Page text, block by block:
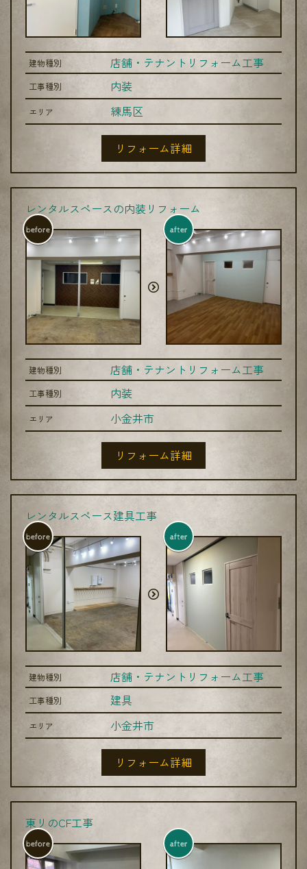
建物種別 店舗・テナントリフォーム工事
工事種別 内装
エリア 練馬区
リフォーム詳細
レンタルスペースの内装リフォーム
before after
建物種別 店舗・テナントリフォーム工事
工事種別 内装
エリア 小金井市
リフォーム詳細
レンタルスペース建具工事
before after
建物種別 店舗・テナントリフォーム工事
工事種別 建具
エリア 小金井市
リフォーム詳細
東リのCF工事
before after